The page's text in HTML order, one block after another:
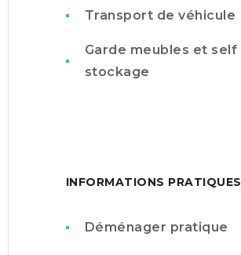
Transport de véhicule
Garde meubles et self
stockage
INFORMATIONS PRATIQUES
Déménager pratique